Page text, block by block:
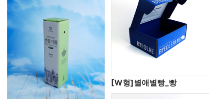
[W형]별애별빵_빵